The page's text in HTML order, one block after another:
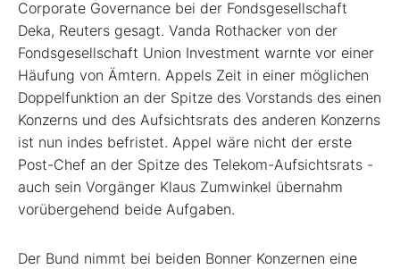
Corporate Governance bei der Fondsgesellschaft
Deka, Reuters gesagt. Vanda Rothacker von der
Fondsgesellschaft Union Investment warnte vor einer
Häufung von Ämtern. Appels Zeit in einer möglichen
Doppelfunktion an der Spitze des Vorstands des einen
Konzerns und des Aufsichtsrats des anderen Konzerns
ist nun indes befristet. Appel wäre nicht der erste
Post-Chef an der Spitze des Telekom-Aufsichtsrats -
auch sein Vorgänger Klaus Zumwinkel übernahm
vorübergehend beide Aufgaben.
Der Bund nimmt bei beiden Bonner Konzernen eine